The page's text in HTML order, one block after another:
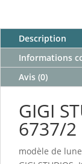
Description
Informations
Avis (0)
GIGI
6737/2
modèle de